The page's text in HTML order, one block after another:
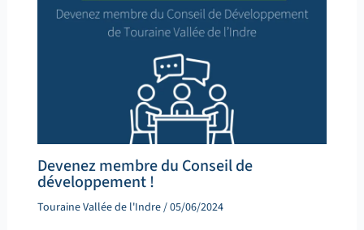
Devenez membre du Conseil de
développement !
Touraine Vallée de l'Indre/05/06/2024